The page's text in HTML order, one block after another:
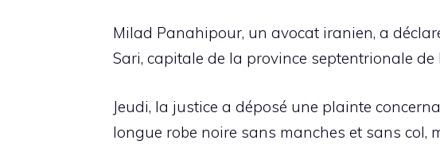
Milad Panahipour, un avocat iranien, a
Sari, capitale de la province septentrionale
Jeudi, la justice a déposé une plainte
longue robe noire sans manches et sans col,